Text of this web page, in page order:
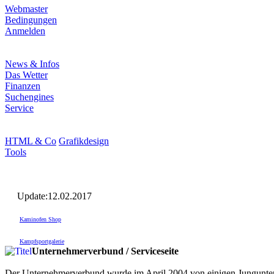
Webmaster
Bedingungen
Anmelden
News & Infos
Das Wetter
Finanzen
Suchengines
Service
HTML & Co Grafikdesign
Tools
Update:12.02.2017
Kaminofen Shop
Kampfsportgalerie
Unternehmerverbund / Serviceseite